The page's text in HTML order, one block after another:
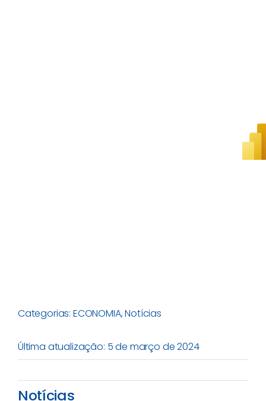
Categorias: ECONOMIA,Notícias
Última atualização: 5 de março de 2024
Notícias